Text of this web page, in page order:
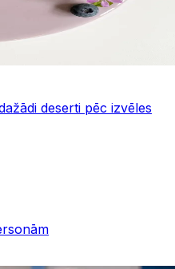
deserti pēc izvēles